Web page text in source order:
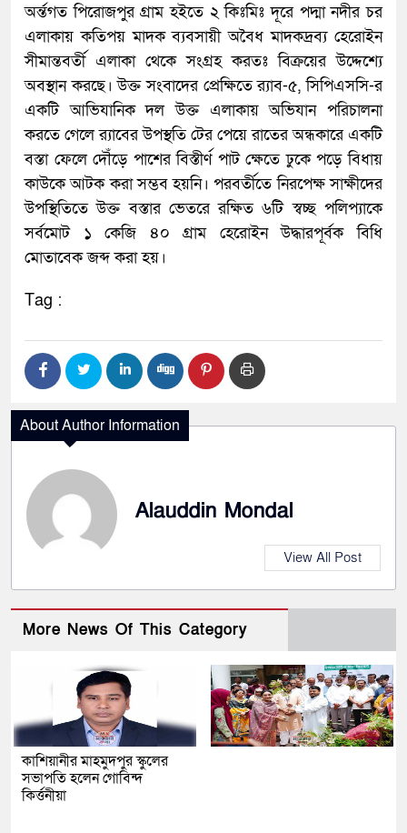
অর্ন্তগত পিরোজপুর গ্রাম হইতে ২ কিঃমিঃ দূরে পদ্মা নদীর চর
এলাকায় কতিপয় মাদক ব্যবসায়ী অবৈধ মাদকদ্রব্য হেরোইন
সীমান্তবর্তী এলাকা থেকে সংগ্রহ করতঃ বিক্রয়ের উদ্দেশ্যে
অবস্থান করছে। উক্ত সংবাদের প্রেক্ষিতে র‍্যাব-৫, সিপিএসসি-র
একটি আভিযানিক দল উক্ত এলাকায় অভিযান পরিচালনা
করতে গেলে র‍্যাবের উপস্থতি টের পেয়ে রাতের অন্ধকারে একটি
বস্তা ফেলে দৌঁড়ে পাশের বিস্তীর্ণ পাট ক্ষেতে ঢুকে পড়ে বিধায়
কাউকে আটক করা সম্ভব হয়নি। পরবর্তীতে নিরপেক্ষ সাক্ষীদের
উপস্থিতিতে উক্ত বস্তার ভেতরে রক্ষিত ৬টি স্বচ্ছ পলিপ্যাকে
সর্বমোট ১ কেজি ৪০ গ্রাম হেরোইন উদ্ধারপূর্বক বিধি
মোতাবেক জব্দ করা হয়।
Tag :
About Author Information
Alauddin Mondal
View All Post
More News Of This Category
কাশিয়ানীর মাহমুদপুর স্কুলের
সভাপতি হলেন গোবিন্দ
কির্ত্তনীয়া